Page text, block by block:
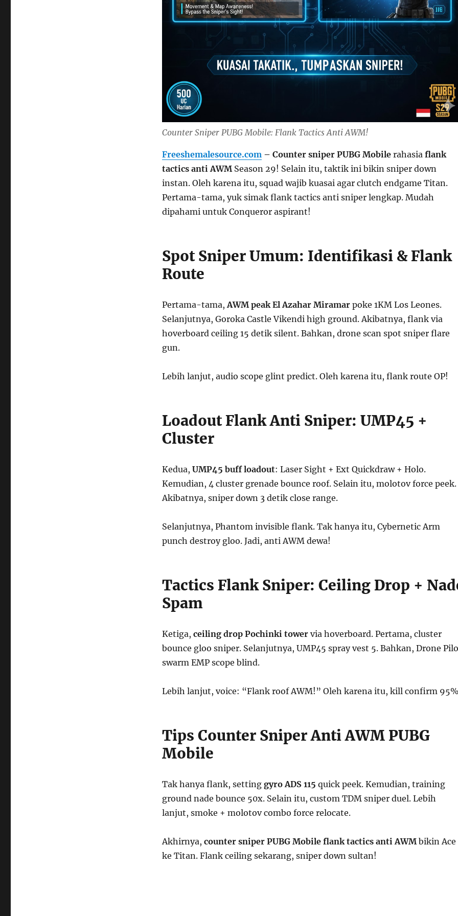
Counter Sniper PUBG Mobile: Flank Tactics Anti AWM!
Freeshemalesource.com– Counter sniper PUBG Mobilerahasia flank
tactics anti AWMSeason 29! Selain itu, taktik ini bikin sniper down
instan. Oleh karena itu, squad wajib kuasai agar clutch endgame Titan.
Pertama-tama, yuk simak flank tactics anti sniper lengkap. Mudah
dipahami untuk Conqueror aspirant!
Spot Sniper Umum: Identifikasi & Flank
Route
Pertama-tama,AWM peak El Azahar Miramarpoke 1KM Los Leones.
Selanjutnya, Goroka Castle Vikendi high ground. Akibatnya, flank via
hoverboard ceiling 15 detik silent. Bahkan, drone scan spot sniper flare
gun.
Lebih lanjut, audio scope glint predict. Oleh karena itu, flank route OP!
Loadout Flank Anti Sniper: UMP45 +
Cluster
Kedua, UMP45 buff loadout: Laser Sight + Ext Quickdraw + Holo.
Kemudian, 4 cluster grenade bounce roof. Selain itu, molotov force peek.
Akibatnya, sniper down 3 detik close range.
Selanjutnya, Phantom invisible flank. Tak hanya itu, Cybernetic Arm
punch destroy gloo. Jadi, anti AWM dewa!
Tactics Flank Sniper: Ceiling Drop +
Spam
Ketiga, ceiling drop Pochinki towervia hoverboard. Pertama, cluster
bounce gloo sniper. Selanjutnya, UMP45 spray vest 5. Bahkan, Drone
swarm EMP scope blind.
Lebih lanjut, voice: “Flank roof AWM!” Oleh karena itu, kill confirm
Tips Counter Sniper Anti AWM PUBG
Mobile
Tak hanya flank, setting gyro ADS 115 quick peek. Kemudian, training
ground nade bounce 50x. Selain itu, custom TDM sniper duel. Lebih
lanjut, smoke + molotov combo force relocate.
Akhirnya, counter sniper PUBG Mobile flank tactics anti AWMbikin Ace
ke Titan. Flank ceiling sekarang, sniper down sultan!